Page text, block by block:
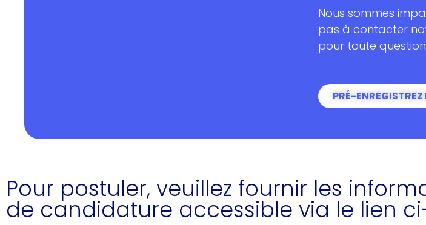
Nous sommes
pas à contacter
pour toute
PRÉ-
Pour postuler, veuillez fournir les
de candidature accessible via le lien